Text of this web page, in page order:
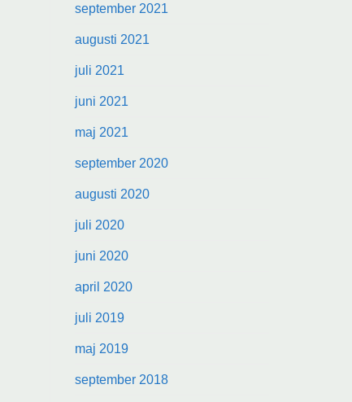
september 2021
augusti 2021
juli 2021
juni 2021
maj 2021
september 2020
augusti 2020
juli 2020
juni 2020
april 2020
juli 2019
maj 2019
september 2018